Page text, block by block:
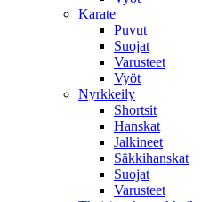
Karate
Puvut
Suojat
Varusteet
Vyöt
Nyrkkeily
Shortsit
Hanskat
Jalkineet
Säkkihanskat
Suojat
Varusteet